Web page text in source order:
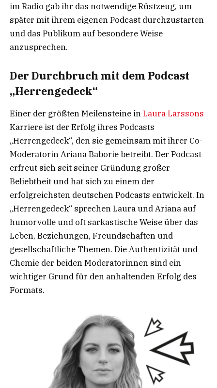
im Radio gab ihr das notwendige Rüstzeug, um
später mit ihrem eigenen Podcast durchzustarten
und das Publikum auf besondere Weise
anzusprechen.
Der Durchbruch mit dem Podcast
„Herrengedeck“
Einer der größten Meilensteine inLaura Larssons
Karriere ist der Erfolg ihres Podcasts
„Herrengedeck“, den sie gemeinsam mit ihrer Co-
Moderatorin Ariana Baborie betreibt. Der Podcast
erfreut sich seit seiner Gründung großer
Beliebtheit und hat sich zu einem der
erfolgreichsten deutschen Podcasts entwickelt. In
„Herrengedeck“ sprechen Laura und Ariana auf
humorvolle und oft sarkastische Weise über das
Leben, Beziehungen, Freundschaften und
gesellschaftliche Themen. Die Authentizität und
Chemie der beiden Moderatorinnen sind ein
wichtiger Grund für den anhaltenden Erfolg des
Formats.